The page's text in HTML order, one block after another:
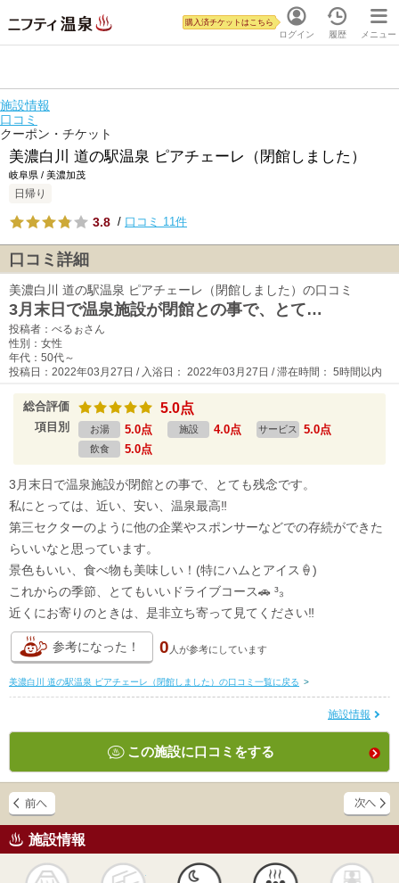
ログイン
購入済チケットはこちら
履歴 メニュー
施設情報
口コミ
クーポン・チケット
美濃白川 道の駅温泉 ピアチェーレ（閉館しました）
岐阜県 / 美濃加茂
日帰り
3.8 / 口コミ 11件
口コミ詳細
美濃白川 道の駅温泉 ピアチェーレ（閉館しました）の口コミ
3月末日で温泉施設が閉館との事で、とて…
投稿者：べるぉさん
性別：女性
年代：50代～
投稿日：2022年03月27日 / 入浴日： 2022年03月27日 / 滞在時間： 5時間以内
総合評価 5.0点
項目別 お湯 5.0点 施設 4.0点 サービス 5.0点
飲食 5.0点
3月末日で温泉施設が閉館との事で、とても残念です。
私にとっては、近い、安い、温泉最高‼️
第三セクターのように他の企業やスポンサーなどでの存続ができた
らいいなと思っています。
景色もいい、食べ物も美味しい！(特にハムとアイス‪🍦‬)
これからの季節、とてもいいドライブコース🚗 ³₃
近くにお寄りのときは、是非立ち寄って見てください‼️
参考になった！ 0 人が参考にしています
美濃白川 道の駅温泉 ピアチェーレ（閉館しました）の口コミ一覧に戻る >
施設情報
この施設に口コミをする
施設情報
かけ流し 露天風呂 貸切風呂